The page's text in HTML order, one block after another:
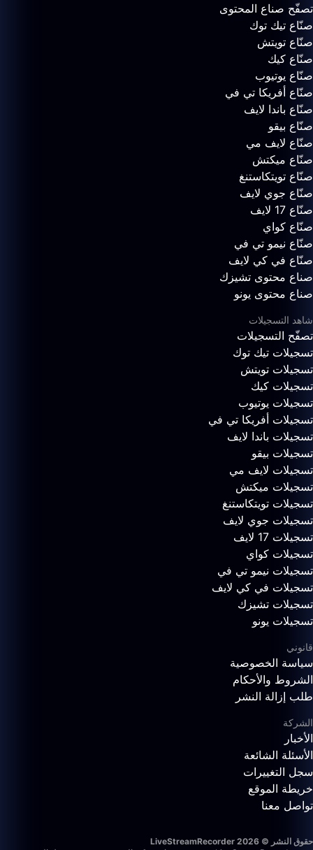
تصفّح صناع المحتوى
صنّاع تيك توك
صنّاع تويتش
صنّاع كيك
صنّاع يوتيوب
صنّاع أفريكا تي في
صنّاع باندا لايف
صنّاع بيقو
صنّاع لايف مي
صنّاع ميكتش
صنّاع تويتكاستنغ
صنّاع جوي لايف
صنّاع 17 لايف
صنّاع كواي
صنّاع نيمو تي في
صنّاع في كي لايف
صناع محتوى تشيزك
صناع محتوى يونو
شاهد التسجيلات
تصفّح التسجيلات
تسجيلات تيك توك
تسجيلات تويتش
تسجيلات كيك
تسجيلات يوتيوب
تسجيلات أفريكا تي في
تسجيلات باندا لايف
تسجيلات بيقو
تسجيلات لايف مي
تسجيلات ميكتش
تسجيلات تويتكاستنغ
تسجيلات جوي لايف
تسجيلات 17 لايف
تسجيلات كواي
تسجيلات نيمو تي في
تسجيلات في كي لايف
تسجيلات تشيزك
تسجيلات يونو
قانوني
سياسة الخصوصية
الشروط والأحكام
طلب إزالة النشر
الشركة
الأخبار
الأسئلة الشائعة
سجل التغييرات
خريطة الموقع
تواصل معنا
حقوق النشر © 2026 LiveStreamRecorder